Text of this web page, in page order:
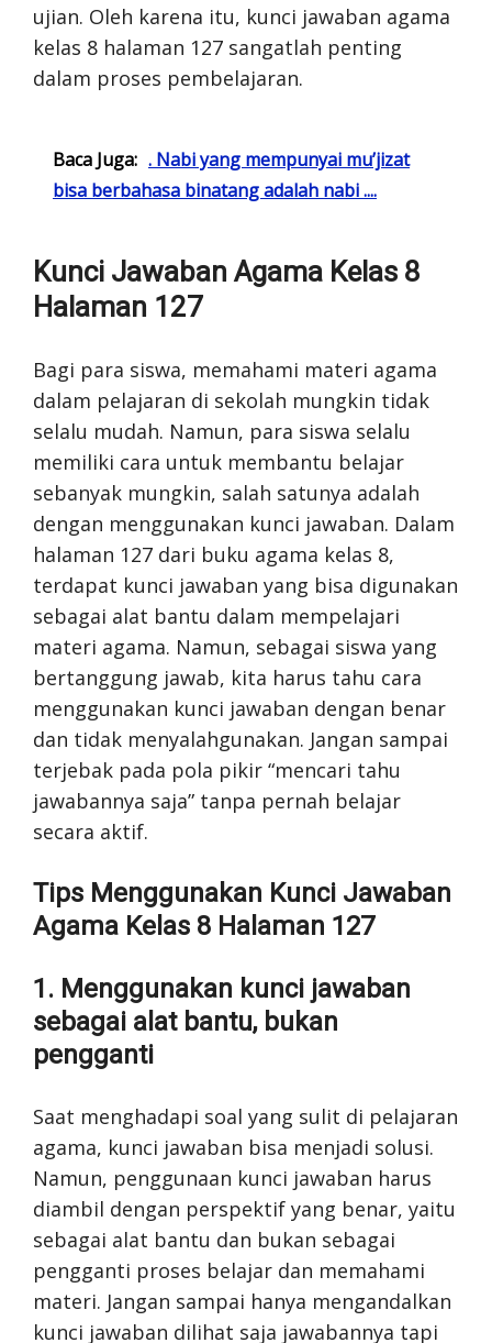
ujian. Oleh karena itu, kunci jawaban agama
kelas 8 halaman 127 sangatlah penting
dalam proses pembelajaran.
Baca Juga: . Nabi yang mempunyai mu’jizat
bisa berbahasa binatang adalah nabi ....
Kunci Jawaban Agama Kelas 8
Halaman 127
Bagi para siswa, memahami materi agama
dalam pelajaran di sekolah mungkin tidak
selalu mudah. Namun, para siswa selalu
memiliki cara untuk membantu belajar
sebanyak mungkin, salah satunya adalah
dengan menggunakan kunci jawaban. Dalam
halaman 127 dari buku agama kelas 8,
terdapat kunci jawaban yang bisa digunakan
sebagai alat bantu dalam mempelajari
materi agama. Namun, sebagai siswa yang
bertanggung jawab, kita harus tahu cara
menggunakan kunci jawaban dengan benar
dan tidak menyalahgunakan. Jangan sampai
terjebak pada pola pikir “mencari tahu
jawabannya saja” tanpa pernah belajar
secara aktif.
Tips Menggunakan Kunci Jawaban
Agama Kelas 8 Halaman 127
1. Menggunakan kunci jawaban
sebagai alat bantu, bukan
pengganti
Saat menghadapi soal yang sulit di pelajaran
agama, kunci jawaban bisa menjadi solusi.
Namun, penggunaan kunci jawaban harus
diambil dengan perspektif yang benar, yaitu
sebagai alat bantu dan bukan sebagai
pengganti proses belajar dan memahami
materi. Jangan sampai hanya mengandalkan
kunci jawaban dilihat saja jawabannya tapi